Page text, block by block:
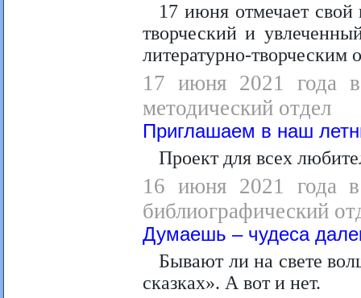
17 июня отмечает
творческий и
литературно-творческим
17 июня 2021 года в
методический отдел
Приглашаем в наш
Проект для всех
16 июня 2021 года в
библиографический
Думаешь – чудеса
Бывают ли на свете
сказках». А вот и нет.